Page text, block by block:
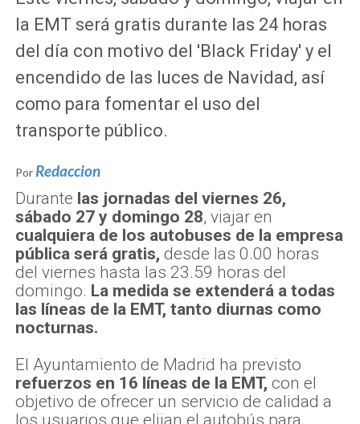
la EMT será gratis durante las 24 horas
del día con motivo del 'Black Friday' y el
encendido de las luces de Navidad, así
como para fomentar el uso del
transporte público.
Por Redaccion
Durante las jornadas del viernes 26,
sábado 27 y domingo 28, viajar en
cualquiera de los autobuses de la empresa
pública será gratis, desde las 0.00 horas
del viernes hasta las 23.59 horas del
domingo. La medida se extenderá a todas
las líneas de la EMT, tanto diurnas como
nocturnas.
El Ayuntamiento de Madrid ha previsto
refuerzos en 16 líneas de la EMT, con el
objetivo de ofrecer un servicio de calidad a